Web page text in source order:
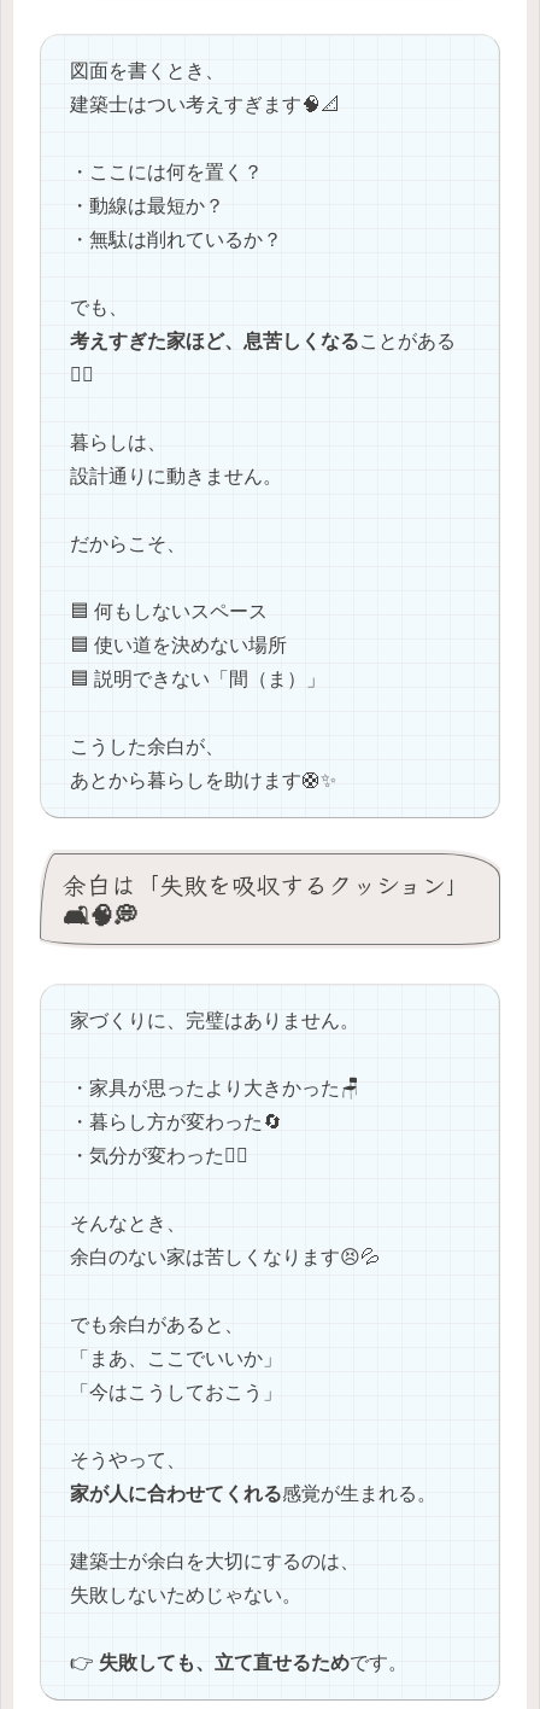
図面を書くとき、
建築士はつい考えすぎます🧠📐
・ここには何を置く？
・動線は最短か？
・無駄は削れているか？
でも、
考えすぎた家ほど、息苦しくなることがある
😮‍💨
暮らしは、
設計通りに動きません。
だからこそ、
🟦 何もしないスペース
🟦 使い道を決めない場所
🟦 説明できない「間（ま）」
こうした余白が、
あとから暮らしを助けます🛟✨
余白は「失敗を吸収するクッション」
🛋️🧠💭
家づくりに、完璧はありません。
・家具が思ったより大きかった🪑
・暮らし方が変わった🔄
・気分が変わった😶‍🌫️
そんなとき、
余白のない家は苦しくなります😣💦
でも余白があると、
「まあ、ここでいいか」
「今はこうしておこう」
そうやって、
家が人に合わせてくれる感覚が生まれる。
建築士が余白を大切にするのは、
失敗しないためじゃない。
👉 失敗しても、立て直せるためです。